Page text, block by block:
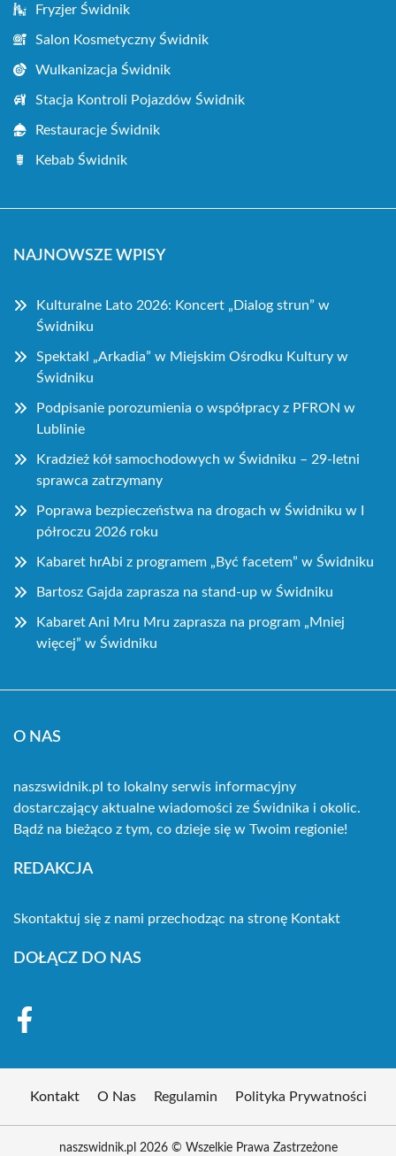
Fryzjer Świdnik
Salon Kosmetyczny Świdnik
Wulkanizacja Świdnik
Stacja Kontroli Pojazdów Świdnik
Restauracje Świdnik
Kebab Świdnik
NAJNOWSZE WPISY
Kulturalne Lato 2026: Koncert „Dialog strun” w
Świdniku
Spektakl „Arkadia” w Miejskim Ośrodku Kultury w
Świdniku
Podpisanie porozumienia o współpracy z PFRON w
Lublinie
Kradzież kół samochodowych w Świdniku – 29-letni
sprawca zatrzymany
Poprawa bezpieczeństwa na drogach w Świdniku w I
półroczu 2026 roku
Kabaret hrAbi z programem „Być facetem” w Świdniku
Bartosz Gajda zaprasza na stand-up w Świdniku
Kabaret Ani Mru Mru zaprasza na program „Mniej
więcej” w Świdniku
O NAS
naszswidnik.pl to lokalny serwis informacyjny
dostarczający aktualne wiadomości ze Świdnika i okolic.
Bądź na bieżąco z tym, co dzieje się w Twoim regionie!
REDAKCJA
Skontaktuj się z nami przechodząc na stronę Kontakt
DOŁĄCZ DO NAS
Kontakt O Nas Regulamin Polityka Prywatności
naszswidnik.pl 2026 © Wszelkie Prawa Zastrzeżone